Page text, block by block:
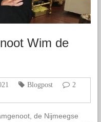
Wim de
Blogpost
2
de Nijmeegse